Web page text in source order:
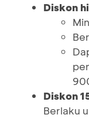
Diskon
Diskon
Berlaku